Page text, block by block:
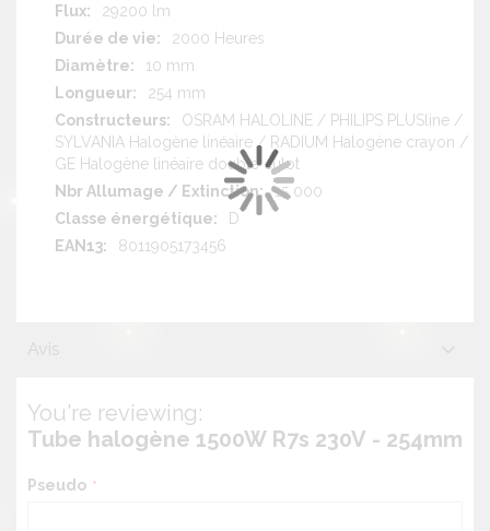
29200 lm
2000 Heures
10 mm
254 mm
OSRAM HALOLINE / PHILIPS PLUSline /
SYLVANIA Halogène linéaire / RADIUM Halogène crayon /
GE Halogène linéaire double culot
15 000
D
8011905173456
Avis
You're reviewing:
Tube halogène 1500W R7s 230V - 254mm
Pseudo